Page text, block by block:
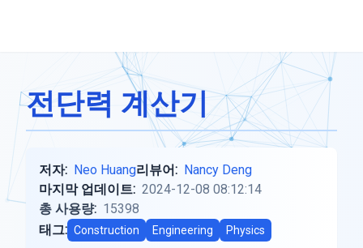
전단력 계산기
저자: Neo Huang리뷰어: Nancy Deng
마지막 업데이트: 2024-12-08 08:12:14
총 사용량: 15398
태그: Construction Engineering Physics